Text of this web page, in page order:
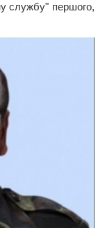
службу" першого,